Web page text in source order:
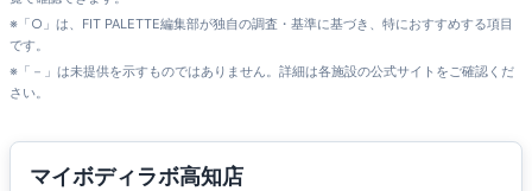
※「○」は、FIT PALETTE編集部が独自の調査・基準に基づき、特におすすめする項目
です。
※「－」は未提供を示すものではありません。詳細は各施設の公式サイトをご確認くだ
さい。
マイボディラボ高知店